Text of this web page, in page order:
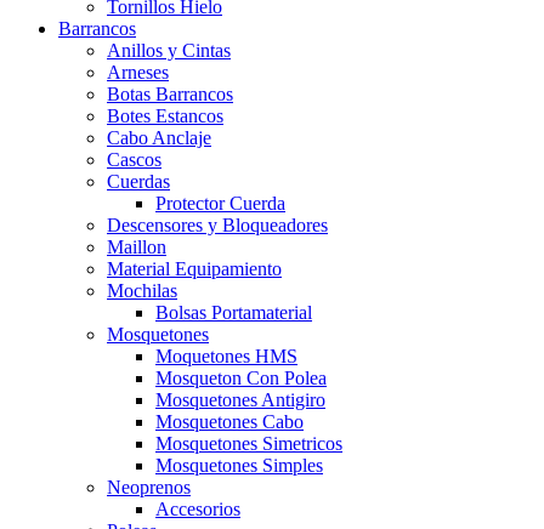
Tornillos Hielo
Barrancos
Anillos y Cintas
Arneses
Botas Barrancos
Botes Estancos
Cabo Anclaje
Cascos
Cuerdas
Protector Cuerda
Descensores y Bloqueadores
Maillon
Material Equipamiento
Mochilas
Bolsas Portamaterial
Mosquetones
Moquetones HMS
Mosqueton Con Polea
Mosquetones Antigiro
Mosquetones Cabo
Mosquetones Simetricos
Mosquetones Simples
Neoprenos
Accesorios